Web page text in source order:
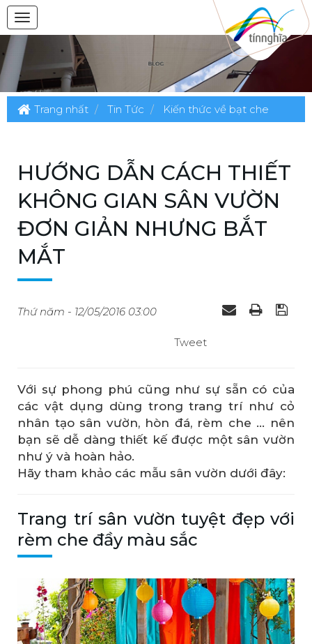
Trang nhất Tin Tức Kiến thức về bạt che
HƯỚNG DẪN CÁCH THIẾT
KHÔNG GIAN SÂN VƯỜN
ĐƠN GIẢN NHƯNG BẮT
MẮT
Thứ năm - 12/05/2016 03:00
Tweet
Với sự phong phú cũng như sự sẵn có của
các vật dụng dùng trong trang trí như cỏ
nhân tạo sân vườn, hòn đá, rèm che … nên
bạn sẽ dễ dàng thiết kế được một sân vườn
như ý và hoàn hảo.
Hãy tham khảo các mẫu sân vườn dưới đây:
Trang trí sân vườn tuyệt đẹp với
rèm che đầy màu sắc